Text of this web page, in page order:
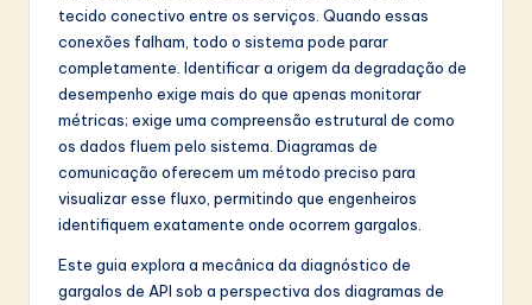
L
tecido conectivo entre os serviços. Quando essas
conexões falham, todo o sistema pode parar
completamente. Identificar a origem da degradação de
desempenho exige mais do que apenas monitorar
métricas; exige uma compreensão estrutural de como
os dados fluem pelo sistema. Diagramas de
comunicação oferecem um método preciso para
visualizar esse fluxo, permitindo que engenheiros
identifiquem exatamente onde ocorrem gargalos.
Este guia explora a mecânica da diagnóstico de
gargalos de API sob a perspectiva dos diagramas de